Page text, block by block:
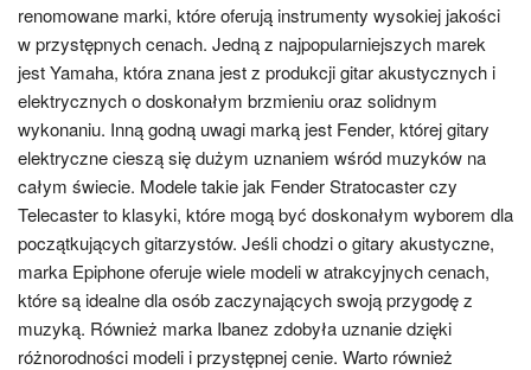
renomowane marki, które oferują instrumenty wysokiej jakości
w przystępnych cenach. Jedną z najpopularniejszych marek
jest Yamaha, która znana jest z produkcji gitar akustycznych i
elektrycznych o doskonałym brzmieniu oraz solidnym
wykonaniu. Inną godną uwagi marką jest Fender, której gitary
elektryczne cieszą się dużym uznaniem wśród muzyków na
całym świecie. Modele takie jak Fender Stratocaster czy
Telecaster to klasyki, które mogą być doskonałym wyborem dla
początkujących gitarzystów. Jeśli chodzi o gitary akustyczne,
marka Epiphone oferuje wiele modeli w atrakcyjnych cenach,
które są idealne dla osób zaczynających swoją przygodę z
muzyką. Również marka Ibanez zdobyła uznanie dzięki
różnorodności modeli i przystępnej cenie. Warto również